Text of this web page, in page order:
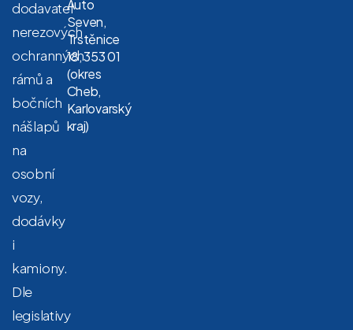
dodavatel
nerezových
ochranných
rámů a
bočních
nášlapů
na
osobní
vozy,
dodávky
i
kamiony.
Dle
legislativy
Auto
Seven,
Trstěnice
18, 353 01
(okres
Cheb,
Karlovarský
kraj)